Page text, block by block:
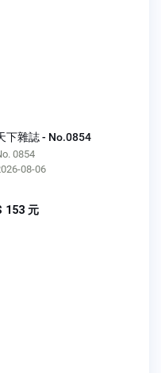
下雜誌 - No.0854
0854
08-06
153 元